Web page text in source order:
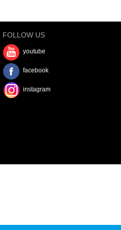
FOLLOW US
youtube
facebook
instagram